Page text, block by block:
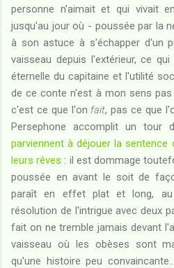
personne n'aimait et qui vivait
jusqu'au jour où - poussée par la
à son astuce à s'échapper d'un
vaisseau depuis l'extérieur, ce
éternelle du capitaine et l'utilité
de ce conte n'est à mon sens
c'est ce que l'on fait, pas ce que
Persephone accomplit un tour
parviennent à déjouer la sentence
leurs rêves : il est dommage
poussée en avant le soit de
paraît en effet plat et long,
résolution de l'intrigue avec deux
fait on ne tremble jamais devant
vaisseau où les obèses sont
qu'une histoire peu